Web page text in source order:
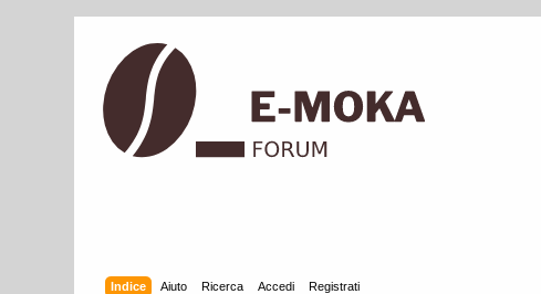
Indice Aiuto Ricerca Accedi Registrati